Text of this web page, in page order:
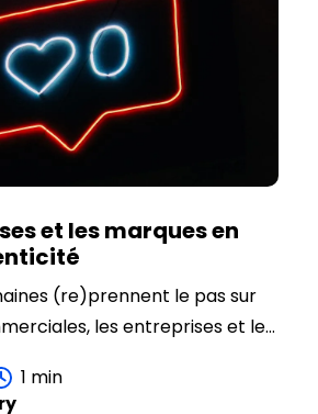
à sa mise en place
les étapes sont réalisées
et les marques en
(re)prennent le pas sur
les entreprises et les
de la part des
1 min